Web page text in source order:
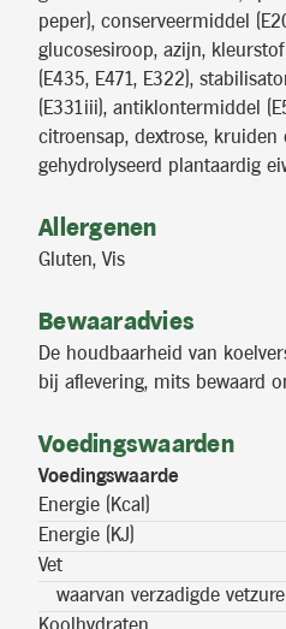
peper), conserveermiddel
glucosesiroop, azijn,
(E435, E471, E322),
(E331iii), antiklontermiddel
citroensap, dextrose, kruiden
gehydrolyseerd plantaardig
Allergenen
Gluten, Vis
Bewaaradvies
De houdbaarheid van
bij aflevering, mits bewaard
Voedingswaarden
Voedingswaarde
Energie (Kcal)
Energie (KJ)
Vet
waarvan verzadigde